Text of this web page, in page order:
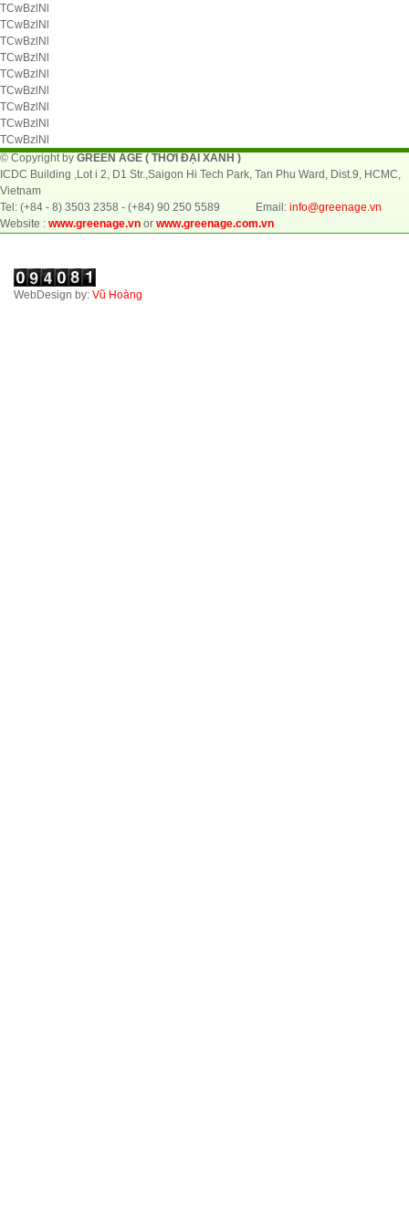
TCwBzlNl
TCwBzlNl
TCwBzlNl
TCwBzlNl
TCwBzlNl
TCwBzlNl
TCwBzlNl
TCwBzlNl
TCwBzlNl
© Copyright by GREEN AGE ( THỜI ĐẠI XANH )
ICDC Building ,Lot i 2, D1 Str.,Saigon Hi Tech Park, Tan Phu Ward, Dist.9, HCMC,
Vietnam
Tel: (+84 - 8) 3503 2358 - (+84) 90 250 5589 Email: info@greenage.vn
Website : www.greenage.vn or www.greenage.com.vn
WebDesign by: Vũ Hoàng